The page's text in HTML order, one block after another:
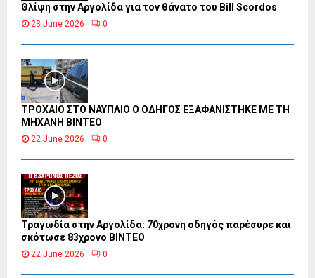
Θλίψη στην Αργολίδα για τον θάνατο του Bill Scordos
23 June 2026 0
ΤΡΟΧΑΙΟ ΣΤΟ ΝΑΥΠΛΙΟ Ο ΟΔΗΓΟΣ ΕΞΑΦΑΝΙΣΤΗΚΕ ΜΕ ΤΗ
ΜΗΧΑΝΗ ΒΙΝΤΕΟ
22 June 2026 0
Τραγωδία στην Αργολίδα: 70χρονη οδηγός παρέσυρε και
σκότωσε 83χρονο ΒΙΝΤΕΟ
22 June 2026 0